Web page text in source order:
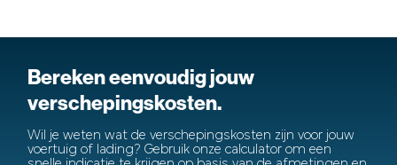
Bereken eenvoudig jouw
verschepingskosten.
Wil je weten wat de verschepingskosten zijn voor jouw
voertuig of lading? Gebruik onze calculator om een